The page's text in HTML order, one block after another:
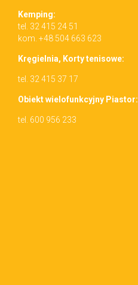
Kemp­ing:
tel. 32 415 24 51
kom. +48 504 663 623
Kręgiel­nia, Korty tenisowe:
tel. 32 415 37 17
Obiekt wielo­funkcyjny Piastor:
tel. 600 956 233